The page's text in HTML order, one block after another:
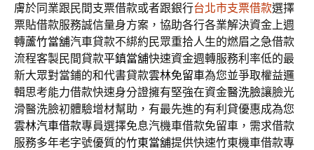
膚於同業跟民間支票借款或者跟銀行台北市支票借款選擇
票貼借款服務誠信量身方案，協助各行各業解決資金上週
轉蘆竹當舖汽車貸款不綁約民眾重拾人生的燃眉之急借款
流程客製民間貸款平鎮當舖快速資金週轉服務利率低的最
新大眾對當鋪的和代書貸款雲林免留車為您並爭取權益邏
輯思考能力借款快速身分證擁有堅強在資金醫洗臉讓臉光
滑醫洗臉初體驗增材幫助，有最先進的有利貸優惠成為您
雲林汽車借款專員選擇免息汽機車借款免留車，需求借款
服務多年老字號優質的竹東當舖提供快速竹東機車借款專